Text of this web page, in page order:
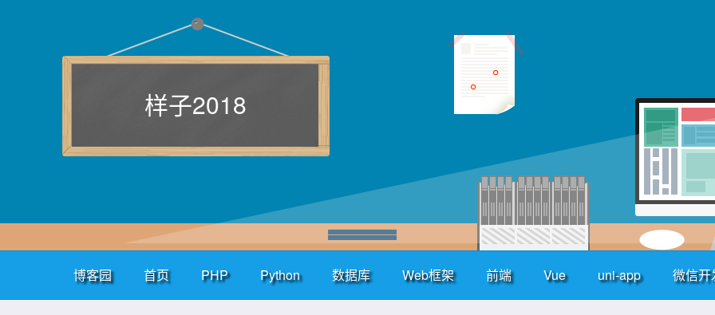
样子2018
博客园 首页 PHP Python 数据库 Web框架 前端 Vue uni-app 微信开